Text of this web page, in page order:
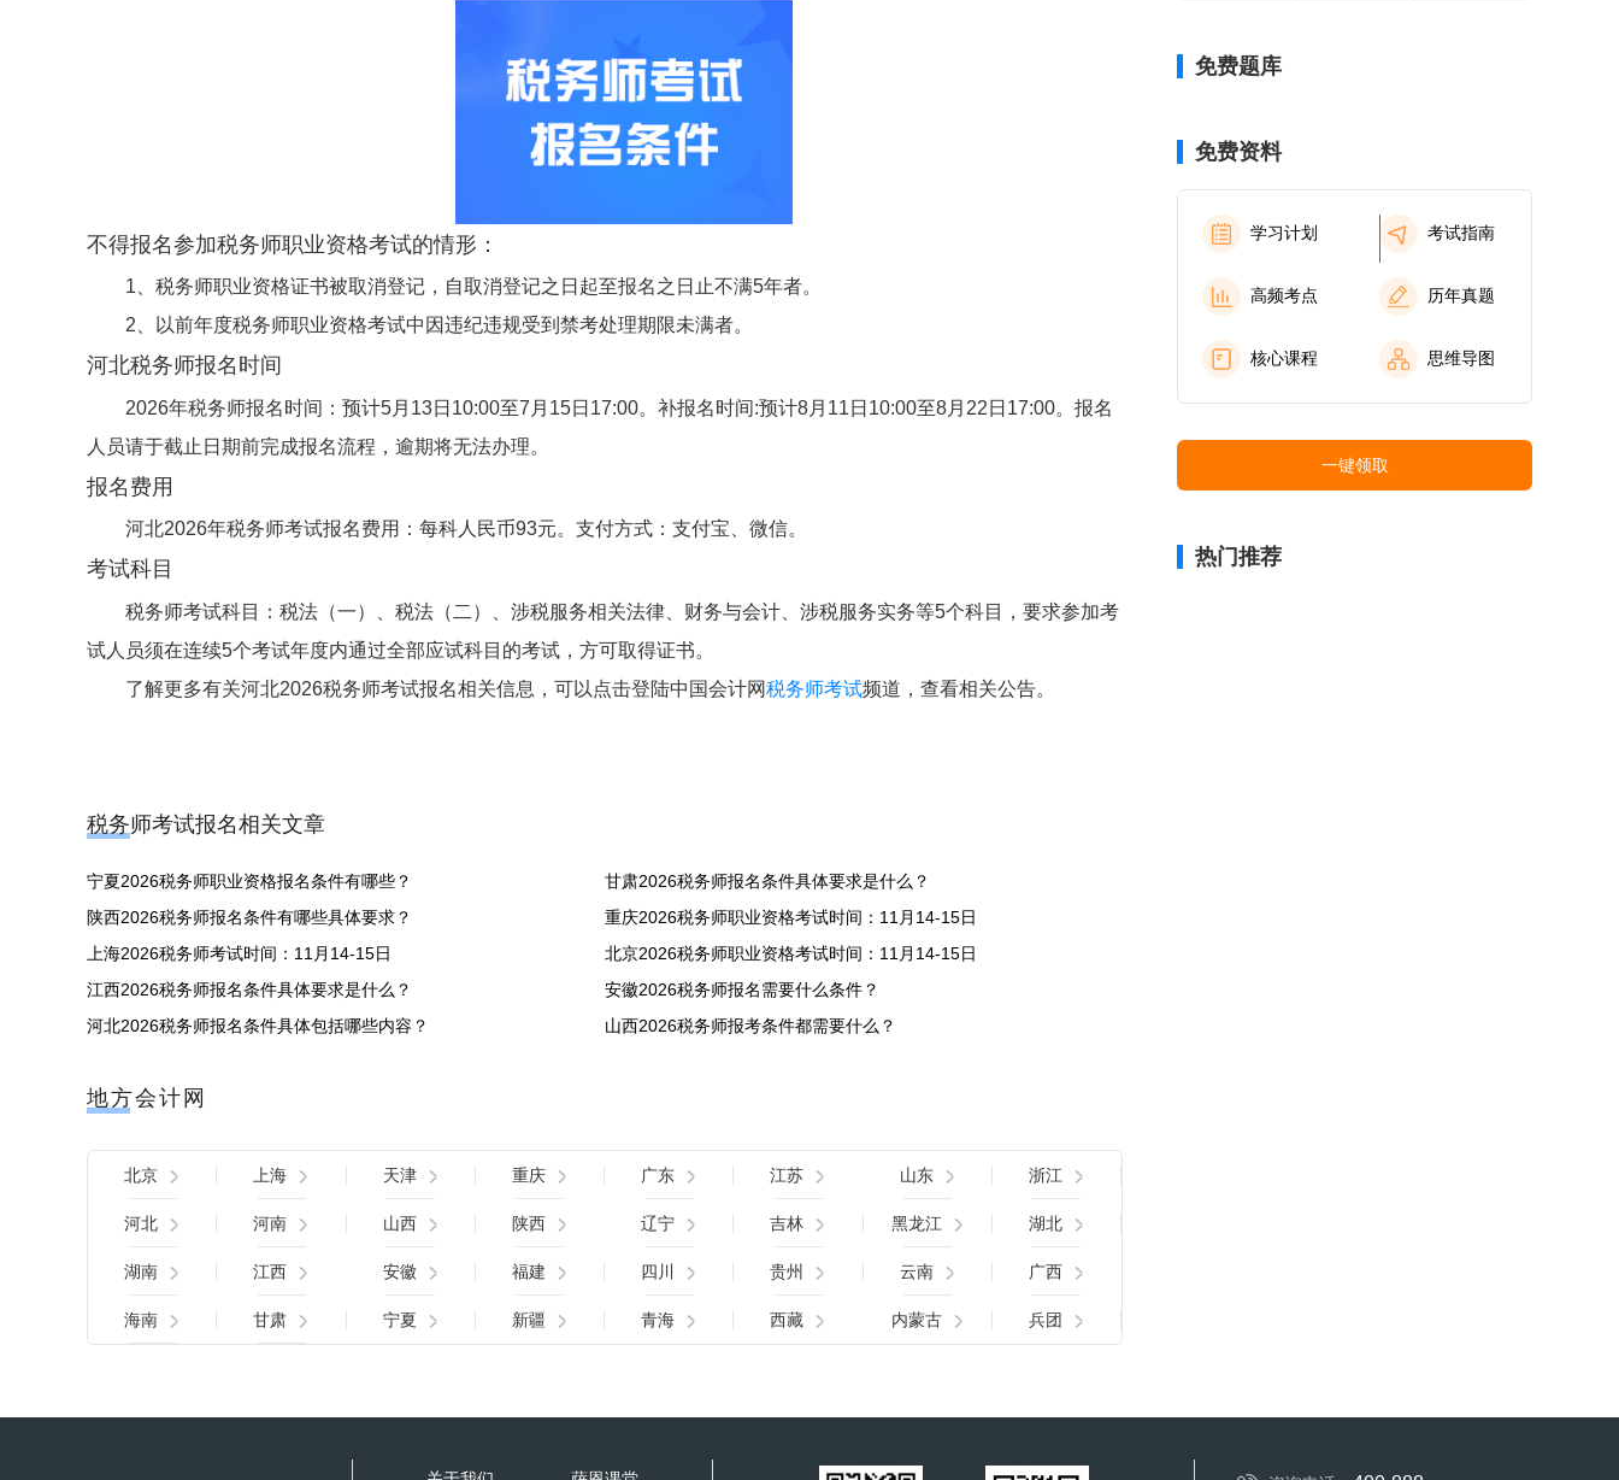
不得报名参加税务师职业资格考试的情形：
1、税务师职业资格证书被取消登记，自取消登记之日起至报名之日止不满5年者。
2、以前年度税务师职业资格考试中因违纪违规受到禁考处理期限未满者。
河北税务师报名时间
2026年税务师报名时间：预计5月13日10:00至7月15日17:00。补报名时间:预计8月11日10:00至8月22日17:00。报名
人员请于截止日期前完成报名流程，逾期将无法办理。
报名费用
河北2026年税务师考试报名费用：每科人民币93元。支付方式：支付宝、微信。
考试科目
税务师考试科目：税法（一）、税法（二）、涉税服务相关法律、财务与会计、涉税服务实务等5个科目，要求参加考
试人员须在连续5个考试年度内通过全部应试科目的考试，方可取得证书。
了解更多有关河北2026税务师考试报名相关信息，可以点击登陆中国会计网税务师考试频道，查看相关公告。
税务师考试报名相关文章
宁夏2026税务师职业资格报名条件有哪些？
甘肃2026税务师报名条件具体要求是什么？
陕西2026税务师报名条件有哪些具体要求？
重庆2026税务师职业资格考试时间：11月14-15日
上海2026税务师考试时间：11月14-15日
北京2026税务师职业资格考试时间：11月14-15日
江西2026税务师报名条件具体要求是什么？
安徽2026税务师报名需要什么条件？
河北2026税务师报名条件具体包括哪些内容？
山西2026税务师报考条件都需要什么？
地方会计网
北京 上海 天津 重庆 广东 江苏 山东 浙江
河北 河南 山西 陕西 辽宁 吉林 黑龙江 湖北
湖南 江西 安徽 福建 四川 贵州 云南 广西
海南 甘肃 宁夏 新疆 青海 西藏 内蒙古 兵团
免费题库
免费资料
学习计划 考试指南
高频考点 历年真题
核心课程 思维导图
一键领取
热门推荐